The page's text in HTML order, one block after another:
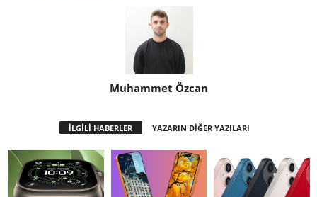
Muhammet Özcan
İLGİLİ HABERLER YAZARIN DİĞER YAZILARI